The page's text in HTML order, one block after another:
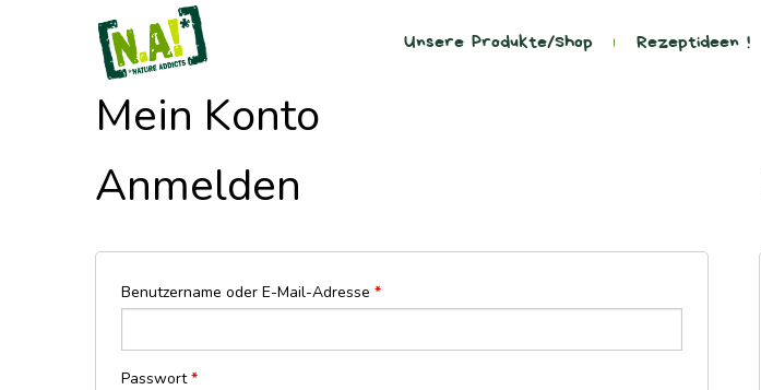
Unsere Produkte/Shop Rezeptideen !
Mein Konto
Anmelden
Benutzername oder E-Mail-Adresse *
Passwort*